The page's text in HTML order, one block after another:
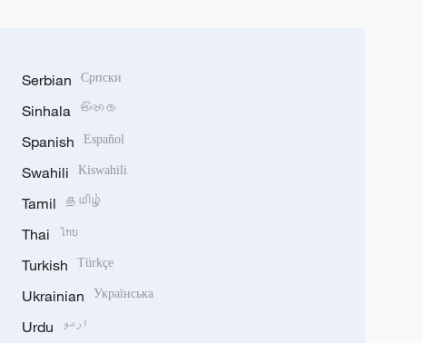
Serbian Српски
Sinhala සිංහල
Spanish Español
Swahili Kiswahili
Tamil தமிழ்
Thai ไทย
Turkish Türkçe
Ukrainian Українська
Urdu اردو